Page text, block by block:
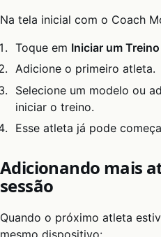
Na tela inicial com o Coach
Toque em Iniciar um
Adicione o primeiro atleta.
Selecione um modelo ou
iniciar o treino.
Esse atleta já pode
Adicionando mais
sessão
Quando o próximo atleta
mesmo dispositivo: